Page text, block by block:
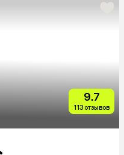
9.7
113 отзывов